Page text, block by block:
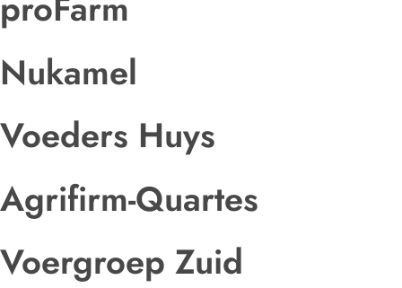
Nukamel
Voeders Huys
Agrifirm-Quartes
Voergroep Zuid